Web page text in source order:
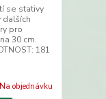
se stativy
dalších
pro
30 cm.
181
Na objednávku